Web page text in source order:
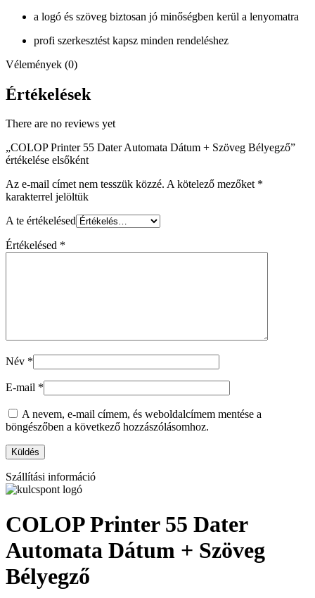
a logó és szöveg biztosan jó minőségben kerül a lenyomatra
profi szerkesztést kapsz minden rendeléshez
Vélemények (0)
Értékelések
There are no reviews yet
„COLOP Printer 55 Dater Automata Dátum + Szöveg Bélyegző”
értékelése elsőként
Az e-mail címet nem tesszük közzé. A kötelező mezőket *
karakterrel jelöltük
A te értékelésed
Értékelésed *
Név *
E-mail *
A nevem, e-mail címem, és weboldalcímem mentése a
böngészőben a következő hozzászólásomhoz.
Szállítási információ
COLOP Printer 55 Dater
Automata Dátum + Szöveg
Bélyegző